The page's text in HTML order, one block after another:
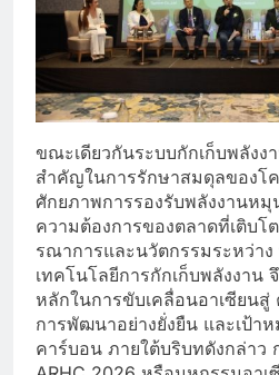
ขณะเดียวกันระบบกักเก็บพลังง
สำคัญในการรักษาสมดุลของโ
ศักยภาพการรองรับพลังงานหมุ
ความต้องการของตลาดที่เติบโ
รณาการและนวัตกรรมระหว่าง
เทคโนโลยีการกักเก็บพลังงาน
หลักในการขับเคลื่อนอาเซียน
การพัฒนาอย่างยั่งยืน และเป้า
คาร์บอน ภายใต้บริบทดังกล่าว